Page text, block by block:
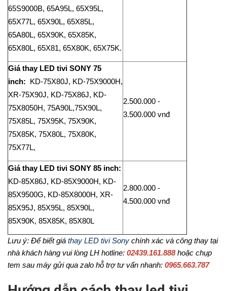
65S9000B, 65A95L, 65X95L,
65X77L, 65X90L, 65X85L,
65A80L, 65X90K, 65X85K,
65X80L, 65X81, 65X80K, 65X75K.
Giá thay LED tivi SONY 75
inch:
KD-75X80J, KD-75X9000H,
XR-75X90J, KD-75X86J, KD-
75X8050H, 75A90L,75X90L,
75X85L, 75X95K, 75X90K,
75X85K, 75X80L, 75X80K,
75X77L,
2.500.000 -
3.500.000 vnđ
Giá thay LED tivi SONY 85 inch:
KD-85X86J, KD-85X9000H, KD-
85X9500G, KD-85X8000H, XR-
85X95J, 85X95L, 85X90L,
85X90K, 85X85K, 85X80L
2.800.000 -
4.500.000 vnđ
Lưu ý: Để biết giá thay LED tivi Sony chính xác và công thay tại
nhà khách hàng vui lòng LH hotline: 02439.161.888hoặc chụp
tem sau máy gửi qua zalo hỗ trợ tư vấn nhanh: 0965.663.787